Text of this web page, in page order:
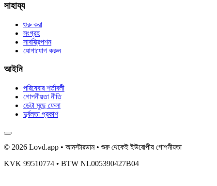
সাহায্য
শুরু করা
সংগ্রহ
সাবস্ক্রিপশন
যোগাযোগ করুন
আইনি
পরিষেবার শর্তাবলী
গোপনীয়তা নীতি
ডেটা মুছে ফেলা
দুর্বলতা প্রকাশ
© 2026 Lovd.app • আমস্টারডাম • শুরু থেকেই ইউরোপীয় গোপনীয়তা
KVK 99510774 • BTW NL005390427B04